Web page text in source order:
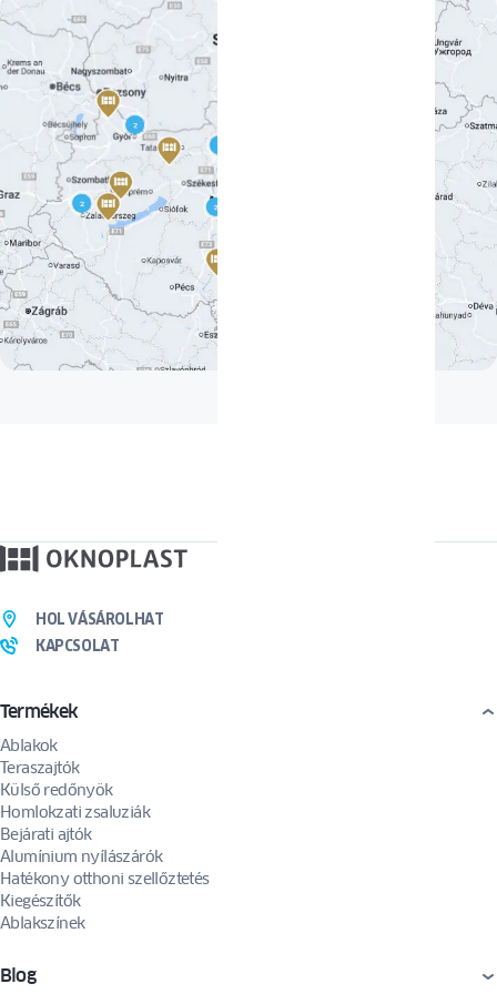
Termékek
Ablakok
Teraszajtók
Külső redőnyök
Homlokzati zsaluziák
Bejárati ajtók
Alumínium nyílászárók
Hatékony otthoni szellőztetés
Kiegészítők
Ablakszínek
Blog
HOL VÁSÁROLHAT
KAPCSOLAT